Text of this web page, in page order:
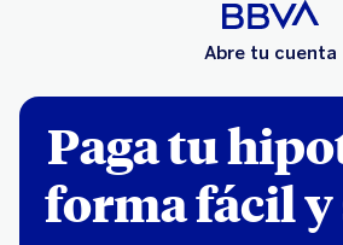
Abre tu cuenta
Paga tu
forma fácil y